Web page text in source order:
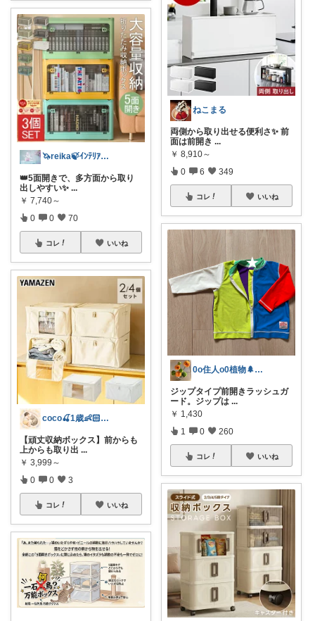
🦄reika🍃ｲﾝﾃﾘｱ🕊感謝💐
👑5面開きで、多方面から取り
出しやすい✨ ...
￥ 7,740～
0 0 70
コレ いいね
coco🍒1歳👶🏻5歳🐈
【頑丈収納ボックス】前からも
上からも取り出 ...
￥ 3,999～
0 0 3
コレ いいね
ねこまる
両側から取り出せる便利さ✨️ 前
面は前開き ...
￥ 8,910～
0 6 349
コレ いいね
0o住人o0植物🌲と👶を育てる部屋
ジップタイプ前開きラッシュガ
ード。ジップは ...
￥ 1,430
1 0 260
コレ いいね